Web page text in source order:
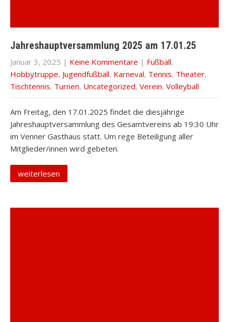
Jahreshauptversammlung 2025 am 17.01.25
Januar 3, 2025 | Keine Kommentare | Fußball,
Hobbytruppe, Jugendfußball, Karneval, Tennis, Theater,
Tischtennis, Turnen, Uncategorized, Verein, Volleyball
Am Freitag, den 17.01.2025 findet die diesjährige
Jahreshauptversammlung des Gesamtvereins ab 19:30 Uhr
im Venner Gasthaus statt. Um rege Beteiligung aller
Mitglieder/innen wird gebeten.
weiterlesen